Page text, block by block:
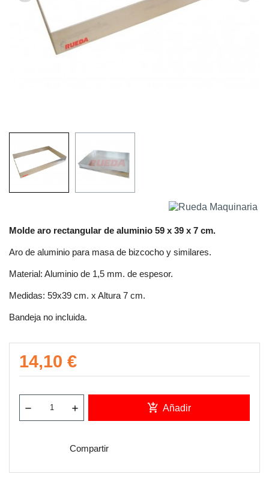
Molde aro rectangular de aluminio 59 x 39 x 7 cm.
Aro de aluminio para masa de bizcocho y similares.
Material: Aluminio de 1,5 mm. de espesor.
Medidas: 59x39 cm. x Altura 7 cm.
Bandeja no incluida.
14,10 €
add_shopping_cart Añadir
Compartir